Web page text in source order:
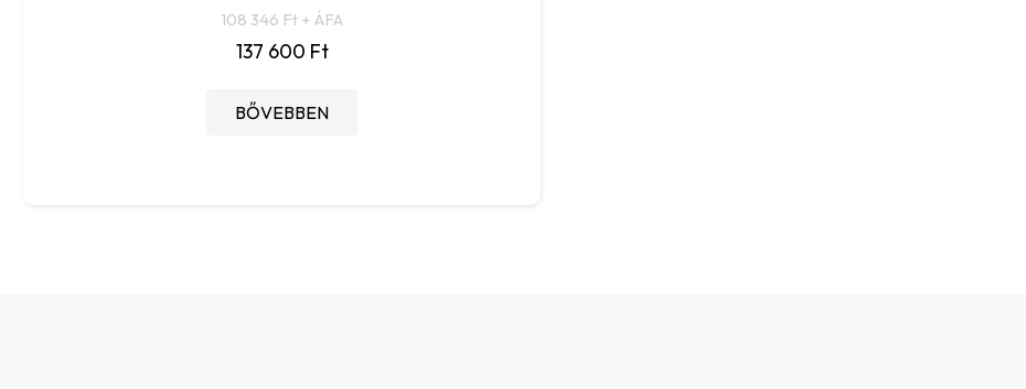
108 346 Ft + ÁFA
137 600 Ft
BŐVEBBEN